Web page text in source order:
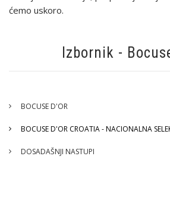
ćemo uskoro.
Izbornik -
BOCUSE D'OR
BOCUSE D'OR CROATIA - NACIONALNA
DOSADAŠNJI NASTUPI